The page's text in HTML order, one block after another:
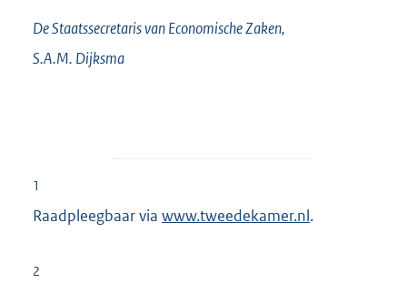
De Minister van Volksgezondheid, Welzijn en Sport,
Schippers
1